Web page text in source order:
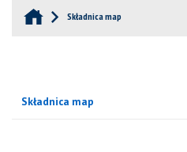
Składnica map
Składnica map